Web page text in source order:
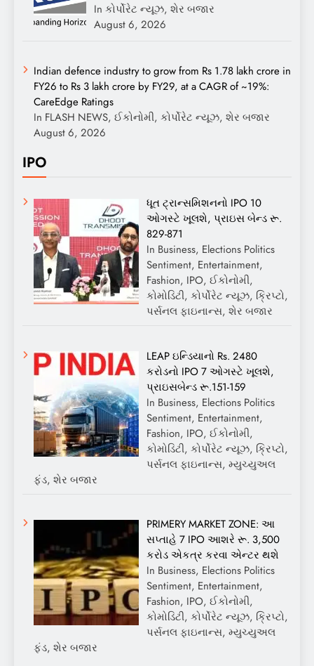
In કોર્પોરેટ ન્યૂઝ, શેર બજાર
August 6, 2026
Indian defence industry to grow from Rs 1.78 lakh crore in
FY26 to Rs 3 lakh crore by FY29, at a CAGR of ~19%:
CareEdge Ratings
In FLASH NEWS, ઈકોનોમી, કોર્પોરેટ ન્યૂઝ, શેર બજાર
August 6, 2026
IPO
ધૂત ટ્રાન્સમિશનનો IPO 10
ઓગસ્ટે ખૂલશે, પ્રાઇસ બેન્ડ રૂ.
829-871
In Business, Elections Politics
Sentiment, Entertainment,
Fashion, IPO, ઈકોનોમી,
કોમોડિટી, કોર્પોરેટ ન્યૂઝ, ક્રિપ્ટો,
પર્સનલ ફાઇનાન્સ, શેર બજાર
LEAP ઇન્ડિયાનો Rs. 2480
કરોડનો IPO 7 ઓગસ્ટે ખૂલશે,
પ્રાઇસબેન્ડ રૂ.151-159
In Business, Elections Politics
Sentiment, Entertainment,
Fashion, IPO, ઈકોનોમી,
કોમોડિટી, કોર્પોરેટ ન્યૂઝ, ક્રિપ્ટો,
પર્સનલ ફાઇનાન્સ, મ્યુચ્યુઅલ
ફંડ, શેર બજાર
PRIMERY MARKET ZONE: આ
સપ્તાહે 7 IPO આશરે રૂ. 3,500
કરોડ એકત્ર કરવા એન્ટર થશે
In Business, Elections Politics
Sentiment, Entertainment,
Fashion, IPO, ઈકોનોમી,
કોમોડિટી, કોર્પોરેટ ન્યૂઝ, ક્રિપ્ટો,
પર્સનલ ફાઇનાન્સ, મ્યુચ્યુઅલ
ફંડ, શેર બજાર